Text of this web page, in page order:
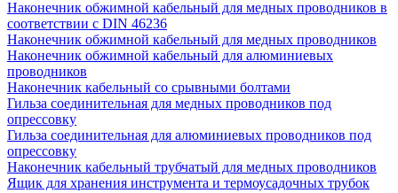
Наконечник обжимной кабельный для медных проводников в
соответствии с DIN 46236
Наконечник обжимной кабельный для медных проводников
Наконечник обжимной кабельный для алюминиевых
проводников
Наконечник кабельный со срывными болтами
Гильза соединительная для медных проводников под
опрессовку
Гильза соединительная для алюминиевых проводников под
опрессовку
Наконечник кабельный трубчатый для медных проводников
Ящик для хранения инструмента и термоусадочных трубок